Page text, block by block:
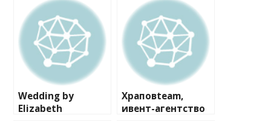
Wedding by
Elizabeth
Храповteam,
ивент-агентство